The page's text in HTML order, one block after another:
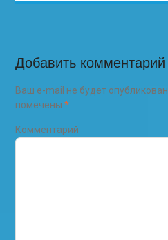
Добавить комментарий
Ваш e-mail не будет опубликован.
помечены *
Комментарий